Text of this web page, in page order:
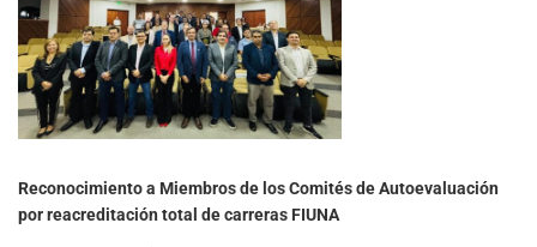
Reconocimiento a Miembros de los Comités de Autoevaluación
por reacreditación total de carreras FIUNA